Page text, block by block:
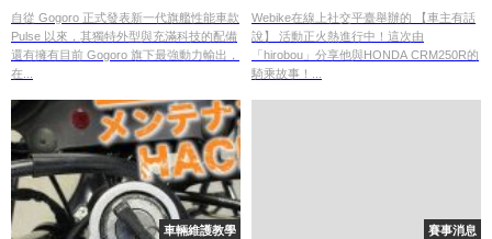
自從 Gogoro 正式發表新一代旗艦性能車款
Pulse 以來，其獨特外型與充滿科技的配備
還有擁有目前 Gogoro 旗下最強動力輸出，
在...
Webike在線上社交平臺舉辦的 【車主有話
說】 活動正火熱進行中！這次由
「hirobou」分享他與HONDA CRM250R的
騎乘故事！...
車輛維護教學 賽事消息